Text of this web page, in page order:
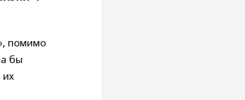
помимо
бы
их